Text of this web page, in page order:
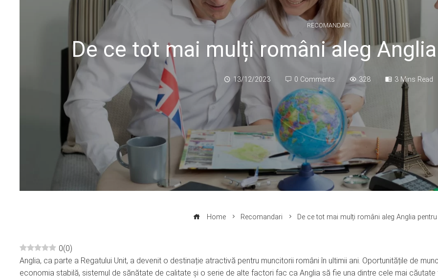
RECOMANDARI
De ce tot mai mulți români aleg
13/12/2023 0 Comments 328 3 Mins Read
Home Recomandari De ce tot mai mulți români aleg Anglia
0(0)
Anglia, ca parte a Regatului Unit, a devenit o destinație atractivă pentru muncitorii români în ultimii ani. Oportunitățile de
economia stabilă, sistemul de sănătate de calitate și o serie de alte factori fac ca Anglia să fie una dintre cele mai căutate